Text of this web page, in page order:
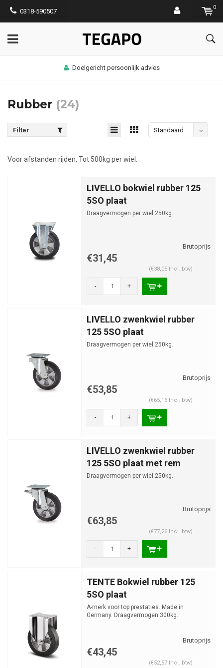
0318-590507
0
Doelgericht persoonlijk advies
Rubber (24)
Filter Standaard
Voor afstanden rijden, Tot 500kg per wiel.
LIVELLO bokwiel rubber 125
5SO plaat
Draagvermogen per wiel 250kg.
€31,45
(€38,05 Incl. btw)
- +
LIVELLO zwenkwiel rubber
125 5SO plaat
Draagvermogen per wiel 250kg.
€53,85
(€65,16 Incl. btw)
- +
LIVELLO zwenkwiel rubber
125 5SO plaat met rem
Draagvermogen per wiel 250kg.
€63,85
(€77,26 Incl. btw)
- +
TENTE Bokwiel rubber 125
5SO plaat
A-merk voor top prestaties. Made in
Germany. Draagvermogen 300kg.
€43,45
(€52,57 Incl. btw)